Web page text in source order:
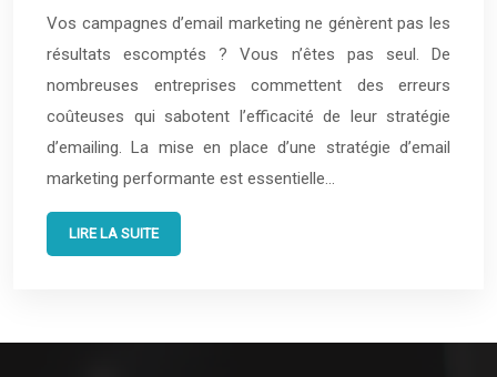
Vos campagnes d’email marketing ne génèrent pas les
résultats escomptés ? Vous n’êtes pas seul. De
nombreuses entreprises commettent des erreurs
coûteuses qui sabotent l’efficacité de leur stratégie
d’emailing. La mise en place d’une stratégie d’email
marketing performante est essentielle…
LIRE LA SUITE